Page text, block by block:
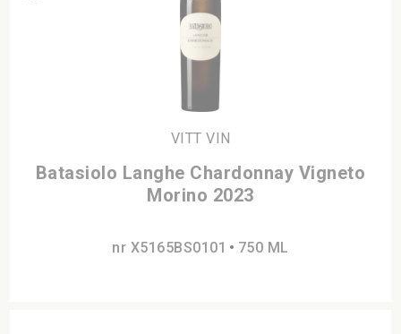
VITT VIN
Batasiolo Langhe Chardonnay Vigneto
Morino 2023
nr X5165BS0101 750 ML